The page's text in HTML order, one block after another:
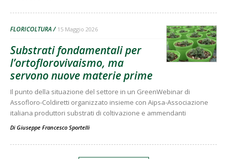
FLORICOLTURA 15 Maggio 2026
Substrati fondamentali per
l’ortoflorovivaismo, ma
servono nuove materie prime
Il punto della situazione del settore in un GreenWebinar di
Assofloro-Coldiretti organizzato insieme con Aipsa-Associazione
italiana produttori substrati di coltivazione e ammendanti
Di Giuseppe Francesco Sportelli